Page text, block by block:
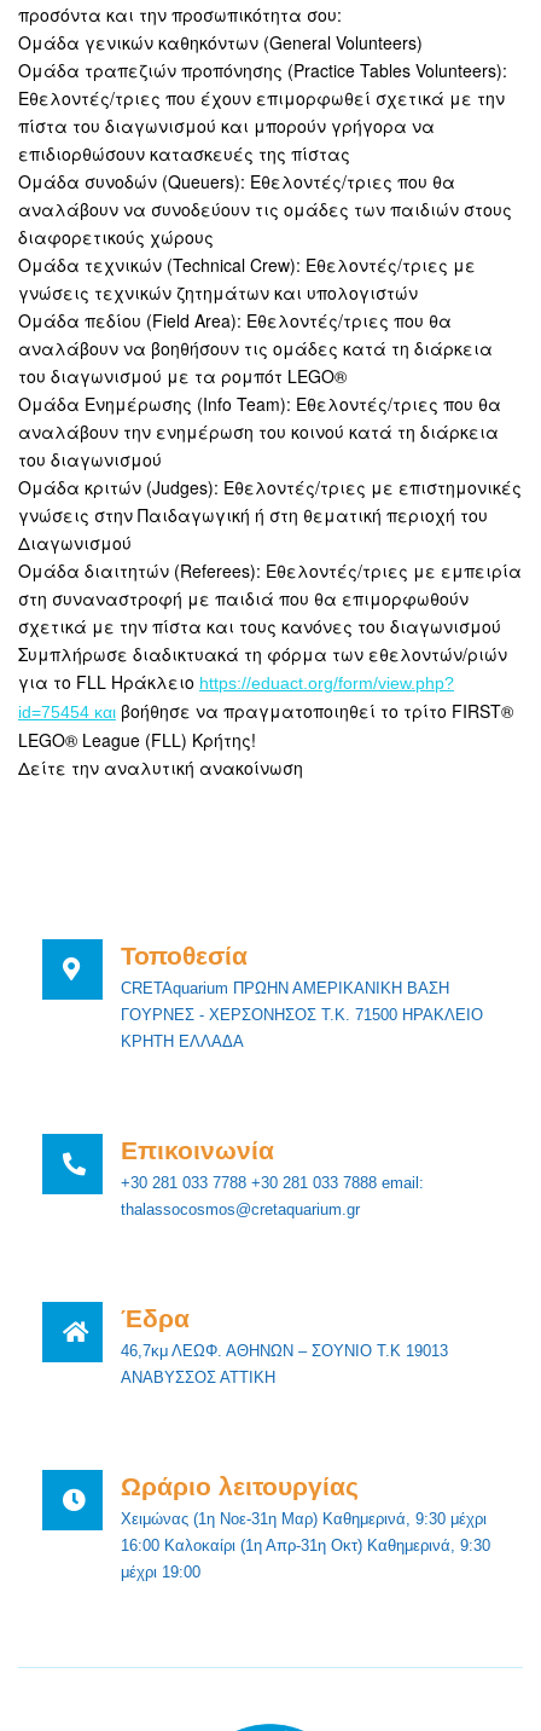
προσόντα και την προσωπικότητα σου:
Ομάδα γενικών καθηκόντων (General Volunteers)
Ομάδα τραπεζιών προπόνησης (Practice Tables Volunteers):
Εθελοντές/τριες που έχουν επιμορφωθεί σχετικά με την
πίστα του διαγωνισμού και μπορούν γρήγορα να
επιδιορθώσουν κατασκευές της πίστας
Ομάδα συνοδών (Queuers): Εθελοντές/τριες που θα
αναλάβουν να συνοδεύουν τις ομάδες των παιδιών στους
διαφορετικούς χώρους
Ομάδα τεχνικών (Technical Crew): Εθελοντές/τριες με
γνώσεις τεχνικών ζητημάτων και υπολογιστών
Ομάδα πεδίου (Field Area): Εθελοντές/τριες που θα
αναλάβουν να βοηθήσουν τις ομάδες κατά τη διάρκεια
του διαγωνισμού με τα ρομπότ LEGO®
Ομάδα Ενημέρωσης (Info Team): Εθελοντές/τριες που θα
αναλάβουν την ενημέρωση του κοινού κατά τη διάρκεια
του διαγωνισμού
Ομάδα κριτών (Judges): Εθελοντές/τριες με επιστημονικές
γνώσεις στην Παιδαγωγική ή στη θεματική περιοχή του
Διαγωνισμού
Ομάδα διαιτητών (Referees): Εθελοντές/τριες με εμπειρία
στη συναναστροφή με παιδιά που θα επιμορφωθούν
σχετικά με την πίστα και τους κανόνες του διαγωνισμού
Συμπλήρωσε διαδικτυακά τη φόρμα των εθελοντών/ριών
για το FLL Ηράκλειο https://eduact.org/form/view.php?
id=75454 και βοήθησε να πραγματοποιηθεί το τρίτο FIRST®
LEGO® League (FLL) Κρήτης!
Δείτε την αναλυτική ανακοίνωση
Τοποθεσία
CRETAquarium ΠΡΩΗΝ ΑΜΕΡΙΚΑΝΙΚΗ ΒΑΣΗ
ΓΟΥΡΝΕΣ - ΧΕΡΣΟΝΗΣΟΣ Τ.Κ. 71500 ΗΡΑΚΛΕΙΟ
ΚΡΗΤΗ ΕΛΛΑΔΑ
Επικοινωνία
+30 281 033 7788 +30 281 033 7888 email:
thalassocosmos@cretaquarium.gr
Έδρα
46,7κμ ΛΕΩΦ. ΑΘΗΝΩΝ – ΣΟΥΝΙΟ Τ.Κ 19013
ΑΝΑΒΥΣΣΟΣ ΑΤΤΙΚΗ
Ωράριο λειτουργίας
Χειμώνας (1η Νοε-31η Μαρ) Καθημερινά, 9:30 μέχρι
16:00 Καλοκαίρι (1η Απρ-31η Οκτ) Καθημερινά, 9:30
μέχρι 19:00